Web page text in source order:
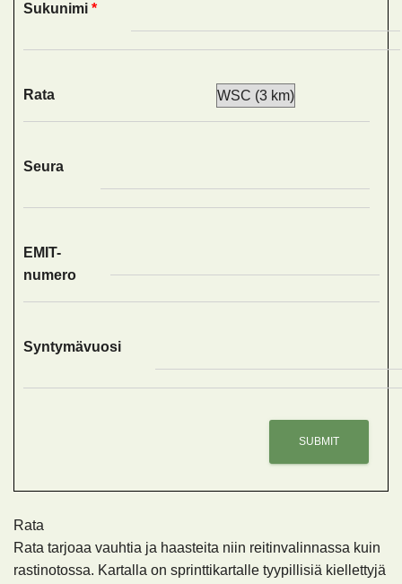
Sukunimi *
Rata
Seura
EMIT-
numero
Syntymävuosi
Rata
Rata tarjoaa vauhtia ja haasteita niin reitinvalinnassa kuin
rastinotossa. Kartalla on sprinttikartalle tyypillisiä kiellettyjä